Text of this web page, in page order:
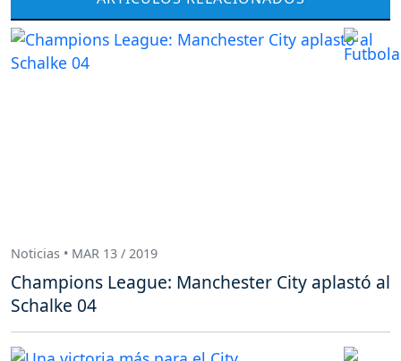
Noticias • MAR 13 / 2019
Champions League: Manchester City aplastó al
Schalke 04